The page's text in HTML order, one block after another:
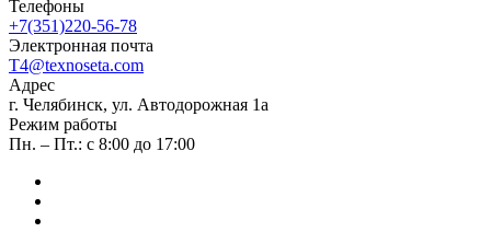
Телефоны
+7(351)220-56-78
Электронная почта
T4@texnoseta.com
Адрес
г. Челябинск, ул. Автодорожная 1а
Режим работы
Пн. – Пт.: с 8:00 до 17:00